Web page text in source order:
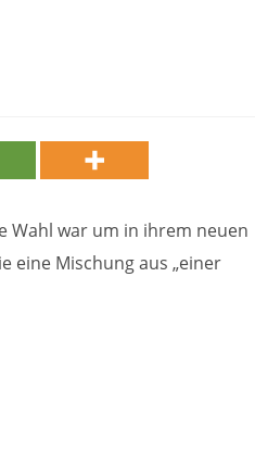
Wahl war um in ihrem neuen
eine Mischung aus „einer